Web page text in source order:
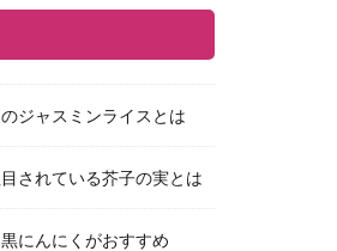
ジャスミンライスとは
されている芥子の実とは
にんにくがおすすめ